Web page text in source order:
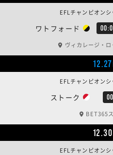
ワトフォード
EFLチャンピオ
ヴィカレージ・
12.27
ストーク
EFLチャンピオ
BET365
12.30
EFLチャンピオ